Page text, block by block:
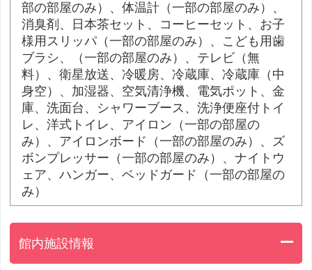
部の部屋のみ）、体温計（一部の部屋のみ）、
消臭剤、日本茶セット、コーヒーセット、お子
様用スリッパ（一部の部屋のみ）、こども用歯
ブラシ、（一部の部屋のみ）、テレビ（無
料）、衛星放送、冷暖房、冷蔵庫、冷蔵庫（中
身空）、加湿器、空気清浄機、電気ポット、金
庫、洗面台、シャワーブース、洗浄便座付トイ
レ、洋式トイレ、アイロン（一部の部屋の
み）、アイロンボード（一部の部屋のみ）、ズ
ボンプレッサー（一部の部屋のみ）、ナイトウ
ェア、ハンガー、ベッドガード（一部の部屋の
み）
館内施設情報